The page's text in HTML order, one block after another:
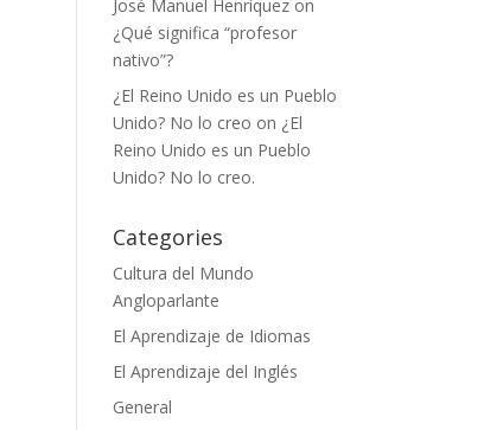
José Manuel Henríquez on
¿Qué significa “profesor
nativo”?
¿El Reino Unido es un Pueblo
Unido? No lo creo on ¿El
Reino Unido es un Pueblo
Unido? No lo creo.
Categories
Cultura del Mundo
Angloparlante
El Aprendizaje de Idiomas
El Aprendizaje del Inglés
General